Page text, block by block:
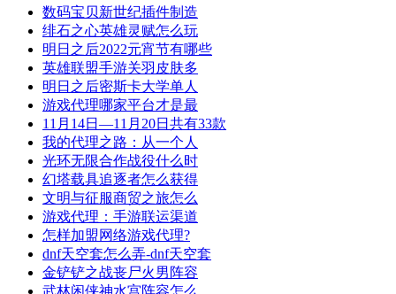
数码宝贝新世纪插件制造
绯石之心英雄灵赋怎么玩
明日之后2022元宵节有哪些
英雄联盟手游关羽皮肤多
明日之后密斯卡大学单人
游戏代理哪家平台才是最
11月14日—11月20日共有33款
我的代理之路：从一个人
光环无限合作战役什么时
幻塔载具追逐者怎么获得
文明与征服商贸之旅怎么
游戏代理：手游联运渠道
怎样加盟网络游戏代理?
dnf天空套怎么弄-dnf天空套
金铲铲之战丧尸火男阵容